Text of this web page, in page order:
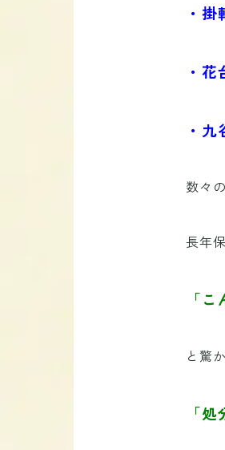
・掛
・
・
数々
長年
「
と驚
「